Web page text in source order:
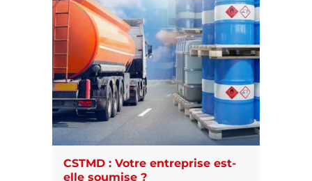
CSTMD : Votre entreprise est-
elle soumise ?